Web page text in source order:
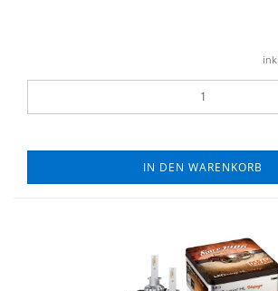
IN DEN WARENKORB